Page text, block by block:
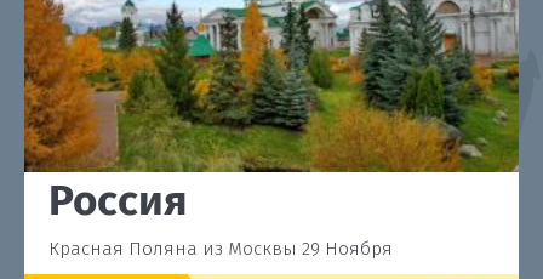
Россия
Красная Поляна из Москвы 29 Ноября